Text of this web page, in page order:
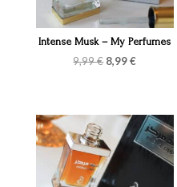
Intense Musk – My Perfumes
9,99€ Le
8,99€